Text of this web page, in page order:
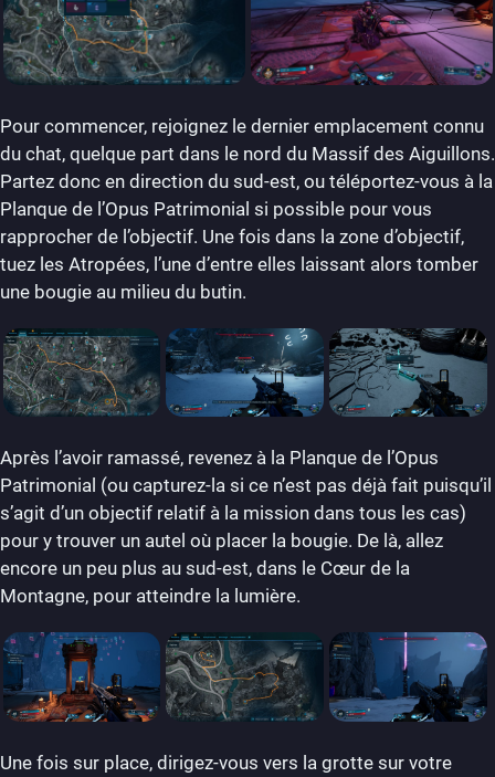
Pour commencer, rejoignez le dernier emplacement connu
du chat, quelque part dans le nord du Massif des Aiguillons.
Partez donc en direction du sud-est, ou téléportez-vous à la
Planque de l’Opus Patrimonial si possible pour vous
rapprocher de l’objectif. Une fois dans la zone d’objectif,
tuez les Atropées, l’une d’entre elles laissant alors tomber
une bougie au milieu du butin.
Après l’avoir ramassé, revenez à la Planque de l’Opus
Patrimonial (ou capturez-la si ce n’est pas déjà fait puisqu’il
s’agit d’un objectif relatif à la mission dans tous les cas)
pour y trouver un autel où placer la bougie. De là, allez
encore un peu plus au sud-est, dans le Cœur de la
Montagne, pour atteindre la lumière.
Une fois sur place, dirigez-vous vers la grotte sur votre